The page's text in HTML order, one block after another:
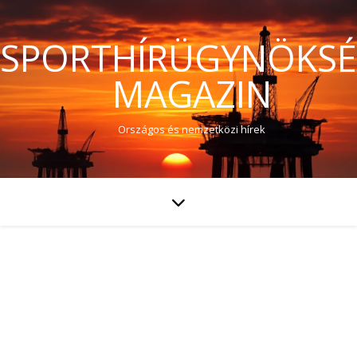
MAGAZIN
Országos és nemzetközi hírek